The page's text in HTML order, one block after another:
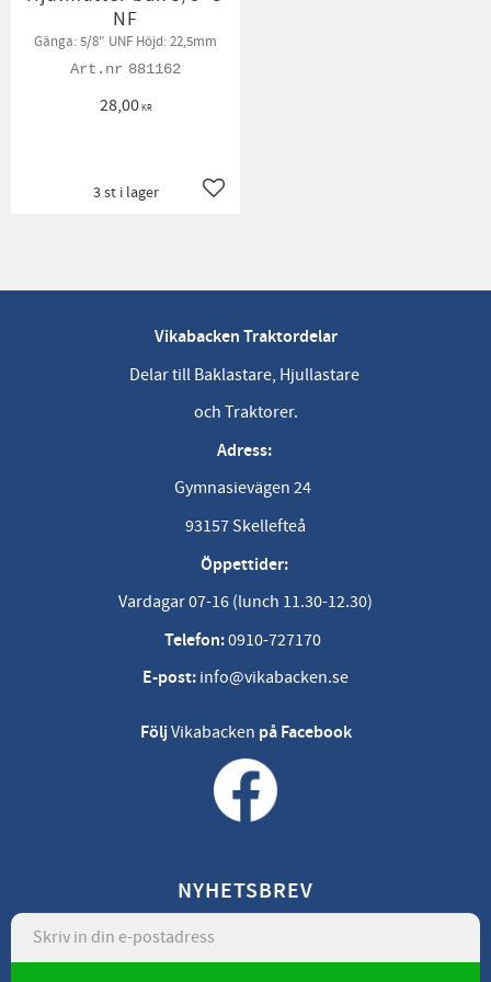
NF
Gänga: 5/8" UNF Höjd: 22,5mm
881162
28,00KR
Lägg till i favoriter
3 st i lager
Vikabacken Traktordelar
Delar till Baklastare, Hjullastare
och Traktorer.
Adress:
Gymnasievägen 24
93157 Skellefteå
Öppettider:
Vardagar 07-16 (lunch 11.30-12.30)
Telefon:0910-727170
E-post: info@vikabacken.se
FöljVikabacken på Facebook
NYHETSBREV